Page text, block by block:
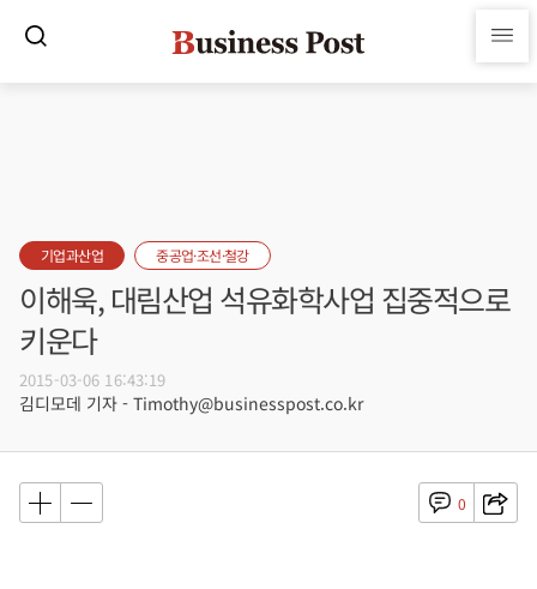
기업과산업 중공업·조선·철강
이해욱, 대림산업 석유화학사업 집중적으로
키운다
2015-03-06 16:43:19
김디모데 기자 - Timothy@businesspost.co.kr
0